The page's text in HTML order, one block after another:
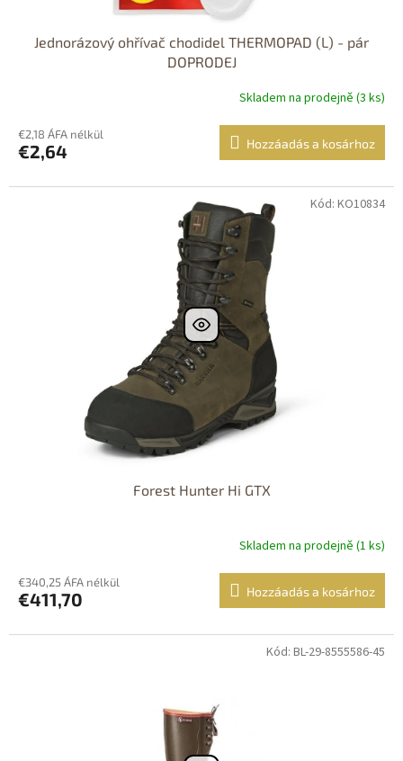
Jednorázový ohřívač chodidel THERMOPAD (L) - pár
DOPRODEJ
Skladem na prodejně (3 ks)
€2,18 ÁFA nélkül
€2,64 Hozzáadás a kosárhoz
Forest Hunter Hi GTX
Skladem na prodejně (1 ks)
€340,25 ÁFA nélkül
€411,70 Hozzáadás a kosárhoz
Kód: KO10834
Kód: BL-29-8555586-45